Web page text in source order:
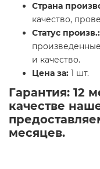
Страна
качество,
Статус произв.:
и качество.
Цена за: 1 шт.
Гарантия: 12
качестве
месяцев.